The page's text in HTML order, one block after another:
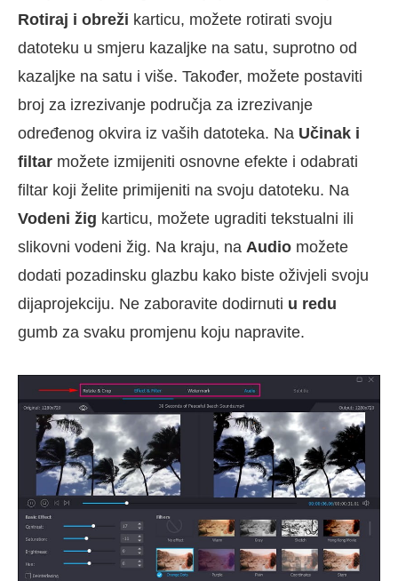
Rotiraj i obreži karticu, možete rotirati svoju
datoteku u smjeru kazaljke na satu, suprotno od
kazaljke na satu i više. Također, možete postaviti
broj za izrezivanje područja za izrezivanje
određenog okvira iz vaših datoteka. Na Učinak i
filtar možete izmijeniti osnovne efekte i odabrati
filtar koji želite primijeniti na svoju datoteku. Na
Vodeni žig karticu, možete ugraditi tekstualni ili
slikovni vodeni žig. Na kraju, na Audio možete
dodati pozadinsku glazbu kako biste oživjeli svoju
dijaprojekciju. Ne zaboravite dodirnuti u redu
gumb za svaku promjenu koju napravite.